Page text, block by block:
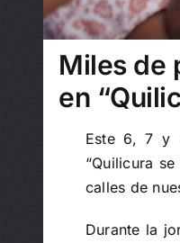
Miles de
en
Este 6, 7 y
“Quilicura
calles de
Durante la